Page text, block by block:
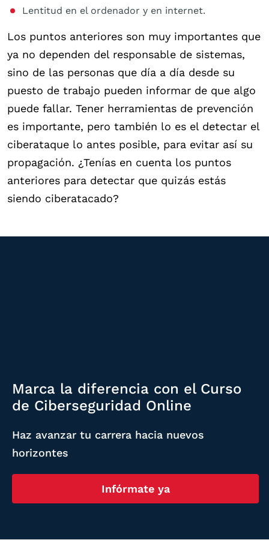
Lentitud en el ordenador y en internet.
Los puntos anteriores son muy importantes que
ya no dependen del responsable de sistemas,
sino de las personas que día a día desde su
puesto de trabajo pueden informar de que algo
puede fallar. Tener herramientas de prevención
es importante, pero también lo es el detectar el
ciberataque lo antes posible, para evitar así su
propagación. ¿Tenías en cuenta los puntos
anteriores para detectar que quizás estás
siendo ciberatacado?
Marca la diferencia con el Curso
de Ciberseguridad Online
Haz avanzar tu carrera hacia nuevos
horizontes
Infórmate ya